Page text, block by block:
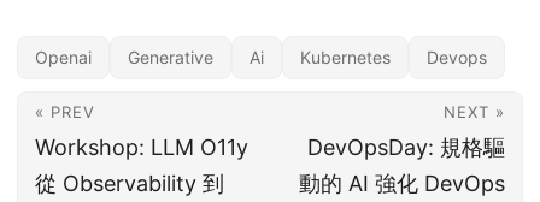
Openai Generative Ai Kubernetes Devops
« PREV
Workshop: LLM O11y
從 Observability 到
NEXT »
DevOpsDay: 規格驅
動的 AI 強化 DevOps